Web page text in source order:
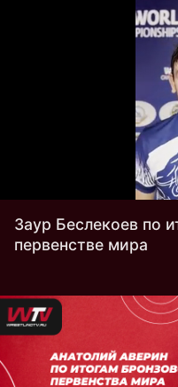
Заур Беслекоев по
первенстве мира